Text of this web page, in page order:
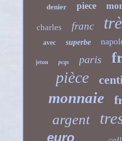
denier piece
charles franc
avec superbe
jeton pcgs paris
pièce
monnaie
argent
euro